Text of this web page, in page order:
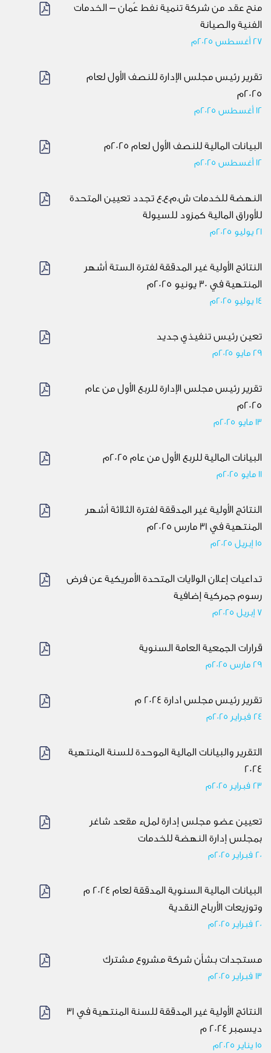
منح عقد من شركة تنمية نفط عُمان – الخدمات
الفنية والصيانة
27 أغسطس 2025م
تقرير رئيس مجلس الإدارة للنصف الأول لعام
2025م
12 أغسطس 2025م
البيانات المالية للنصف الأول لعام 2025م
12 أغسطس 2025م
النهضة للخدمات ش.م.ع.ع تجدد تعيين المتحدة
للأوراق المالية كمزود للسيولة
21 يوليو 2025م
النتائج الأولية غير المدققة لفترة الستة أشهر
المنتهية في 30 يونيو 2025م
14 يوليو 2025م
تعين رئيس تنفيذي جديد
٢٩ مايو ٢٠٢٥م
تقرير رئيس مجلس الإدارة للربع الأول من عام
2025م
13 مايو 2025م
البيانات المالية للربع الأول من عام 2025م
11 مايو 2025م
النتائج الأولية غير المدققة لفترة الثلاثة أشهر
المنتهية في 31 مارس 2025م
15 إبريل 2025م
تداعيات إعلان الولايات المتحدة الأمريكية عن فرض
رسوم جمركية إضافية
7 إبريل 2025م
قرارات الجمعية العامة السنوية
29 مارس 2025م
تقرير رئيس مجلس ادارة 2024 م
24 فبراير 2025م
التقرير والبيانات المالية الموحدة للسنة المنتهية
2024
23 فبراير 2025م
تعيين عضو مجلس إدارة لملء مقعد شاغر
بمجلس إدارة النهضة للخدمات
20 فبراير 2025م
البيانات المالية السنوية المدققة لعام 2024 م
وتوزيعات الأرباح النقدية
20 فبراير 2025م
مستجدات بشأن شركة مشروع مشترك
13 فبراير 2025م
النتائج الأولية غير المدققة للسنة المنتهية في 31
ديسمبر 2024 م
15 يناير 2025م